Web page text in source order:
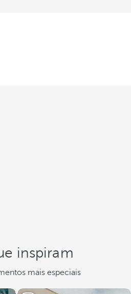
inspiram
mais especiais